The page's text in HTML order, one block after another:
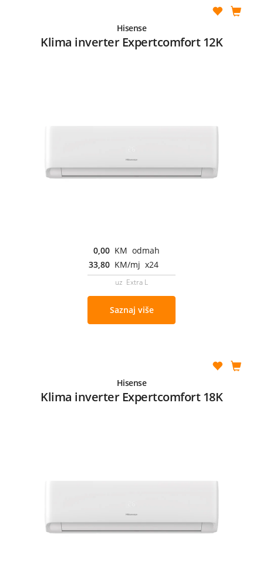
Hisense
Klima inverter Expertcomfort 12K
0,00 KM odmah
33,80 KM/mj x24
uz Extra L
Saznaj više
Hisense
Klima inverter Expertcomfort 18K